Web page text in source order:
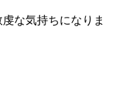
な気持ちになりま